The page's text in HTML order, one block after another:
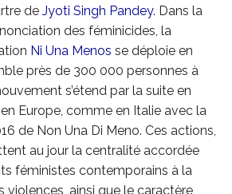
de Jyoti Singh Pandey. Dans la
des féminicides, la
Ni Una Menos se déploie en
près de 300 000 personnes à
s’étend par la suite en
Europe, comme en Italie avec la
de Non Una Di Meno. Ces actions,
au jour la centralité accordée
féministes contemporains à la
violences, ainsi que le caractère